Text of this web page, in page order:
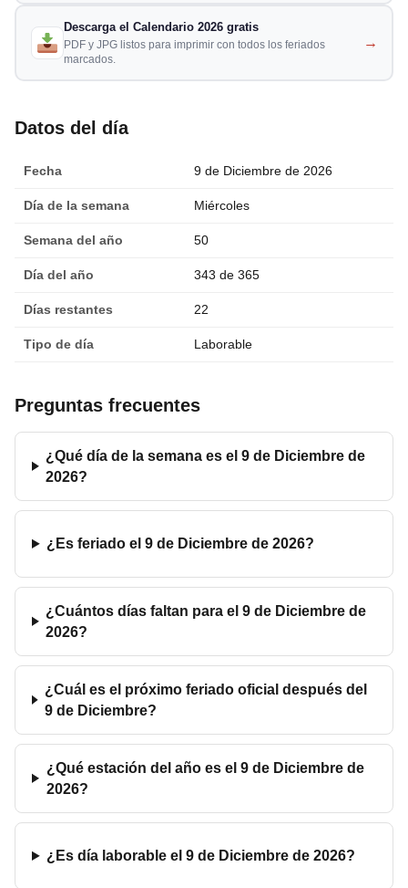
Descarga el Calendario 2026 gratis
PDF y JPG listos para imprimir con todos los feriados
marcados.
→
Datos del día
Fecha 9 de Diciembre de 2026
Día de la semana Miércoles
Semana del año 50
Día del año 343 de 365
Días restantes 22
Tipo de día Laborable
Preguntas frecuentes
¿Qué día de la semana es el 9 de Diciembre de
2026?
¿Es feriado el 9 de Diciembre de 2026?
¿Cuántos días faltan para el 9 de Diciembre de
2026?
¿Cuál es el próximo feriado oficial después del
9 de Diciembre?
¿Qué estación del año es el 9 de Diciembre de
2026?
¿Es día laborable el 9 de Diciembre de 2026?